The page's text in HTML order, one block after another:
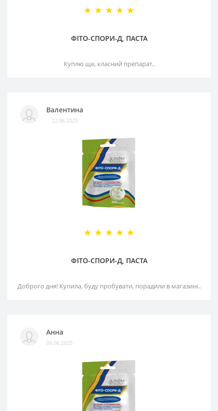
ФІТО-СПОРИ-Д, ПАСТА
Куплю ще, класний препарат..
Валентина
22.06.2025
ФІТО-СПОРИ-Д, ПАСТА
Доброго дня! Купила, буду пробувати, порадили в магазині..
Анна
09.06.2025